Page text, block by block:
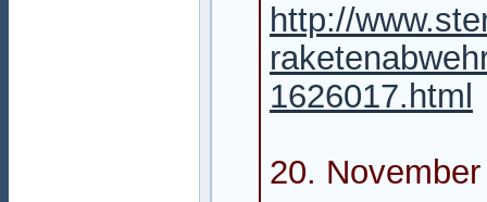
http://
1626017.html
20.